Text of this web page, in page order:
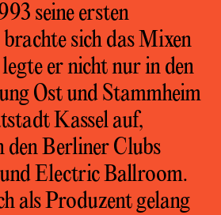
seine ersten
sich das Mixen
er nicht nur in den
Ost und Stammheim
Kassel auf,
den Berliner Clubs
Electric Ballroom.
als Produzent gelang